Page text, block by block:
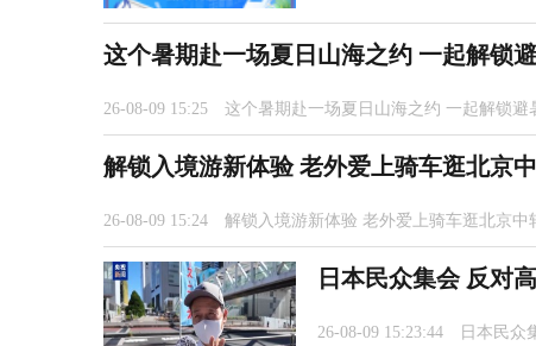
这个暑期赴一场夏日山海之约 一起解锁
26-08-09 15:25 这个暑期赴一场夏日山海之约 一起解锁避
解锁入境游新体验 老外爱上骑车逛北京
26-08-09 15:24 解锁入境游新体验 老外爱上骑车逛北京中
日本民众集会 反对
26-08-09 15:23:44 日本民众